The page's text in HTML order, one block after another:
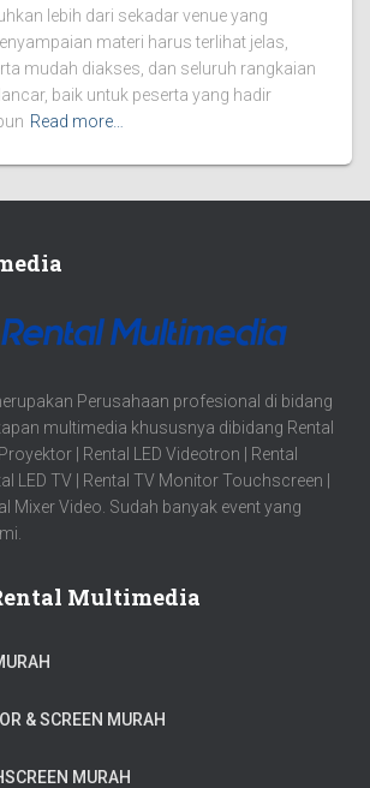
lebih dari sekadar venue yang
materi harus terlihat jelas,
mudah diakses, dan seluruh rangkaian
baik untuk peserta yang hadir
Read more…
Perusahaan profesional di bidang
multimedia khususnya dibidang Rental
| Rental LED Videotron | Rental
LED TV | Rental TV Monitor Touchscreen |
Mixer Video. Sudah banyak event yang
Multimedia
& SCREEN MURAH
MURAH